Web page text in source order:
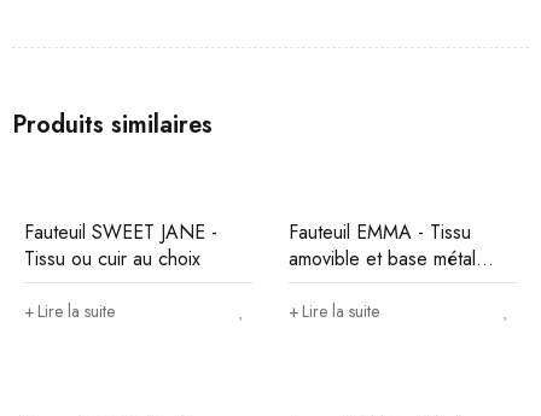
Produits similaires
Fauteuil SWEET JANE -
Tissu ou cuir au choix
Lire la suite
Fauteuil EMMA - Tissu
amovible et base métal
noire
Lire la suite